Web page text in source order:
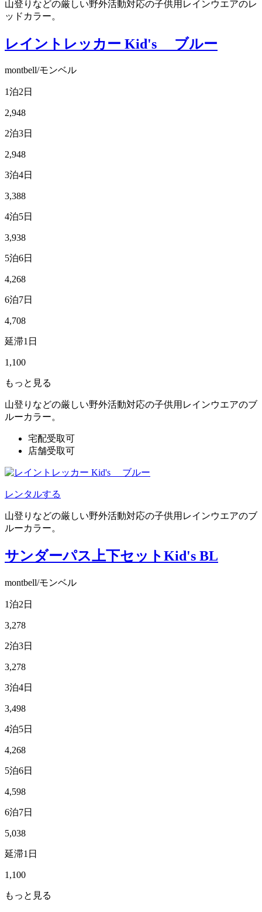
山登りなどの厳しい野外活動対応の子供用レインウエアのレ
ッドカラー。
レイントレッカー Kid's ブルー
montbell/モンベル
1泊2日
2,948
2泊3日
2,948
3泊4日
3,388
4泊5日
3,938
5泊6日
4,268
6泊7日
4,708
延滞1日
1,100
もっと見る
山登りなどの厳しい野外活動対応の子供用レインウエアのブ
ルーカラー。
宅配受取可
店舗受取可
レンタルする
山登りなどの厳しい野外活動対応の子供用レインウエアのブ
ルーカラー。
サンダーパス上下セットKid's BL
montbell/モンベル
1泊2日
3,278
2泊3日
3,278
3泊4日
3,498
4泊5日
4,268
5泊6日
4,598
6泊7日
5,038
延滞1日
1,100
もっと見る